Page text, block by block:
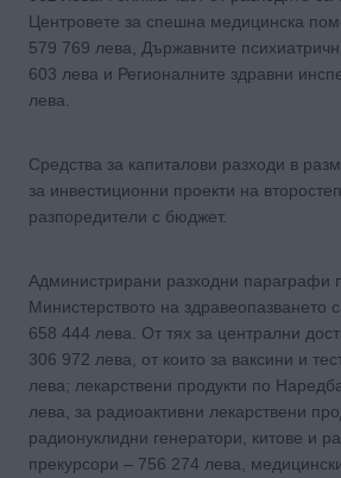
Центровете за спешна медицинска
579 769 лева, Държавните
603 лева и Регионалните здравни
лева.
Средства за капиталови разходи в
за инвестиционни проекти на
разпоредители с бюджет.
Администрирани разходни параграфи
Министерството на здравеопазването
658 444 лева. От тях за централни
306 972 лева, от които за ваксини и
лева; лекарствени продукти по
лева, за радиоактивни лекарствени
радионуклидни генератори, китове и
прекурсори – 756 274 лева,